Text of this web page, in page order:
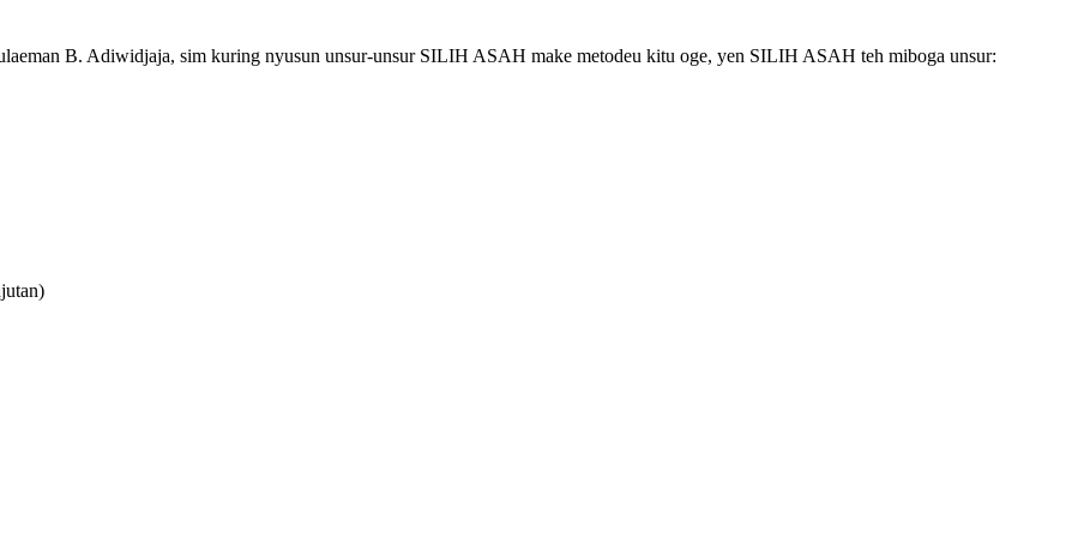
B. Adiwidjaja, sim kuring nyusun unsur-unsur SILIH ASAH make metodeu kitu oge, yen SILIH ASAH teh miboga unsur: